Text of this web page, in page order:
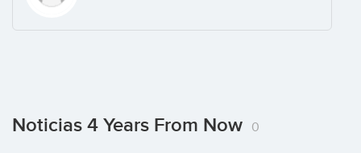
Noticias 4 Years From Now 0